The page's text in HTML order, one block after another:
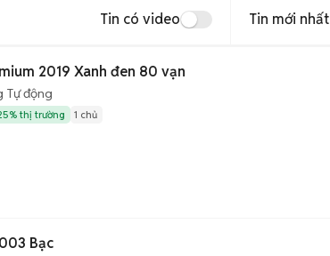
Tin có video Tin mới nhất
2019 Xanh đen 80 vạn
Tự động
thị trường 1 chủ
Bạc